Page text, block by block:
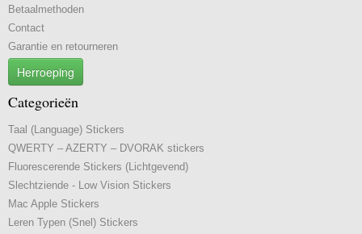
Betaalmethoden
Contact
Garantie en retourneren
Herroeping
Categorieën
Taal (Language) Stickers
QWERTY – AZERTY – DVORAK stickers
Fluorescerende Stickers (Lichtgevend)
Slechtziende - Low Vision Stickers
Mac Apple Stickers
Leren Typen (Snel) Stickers